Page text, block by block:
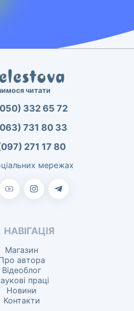
читати
332 65 72
731 80 33
271 17 80
мережах
НАВІГАЦІЯ
Магазин
автора
Відеоблог
праці
Новини
Контакти